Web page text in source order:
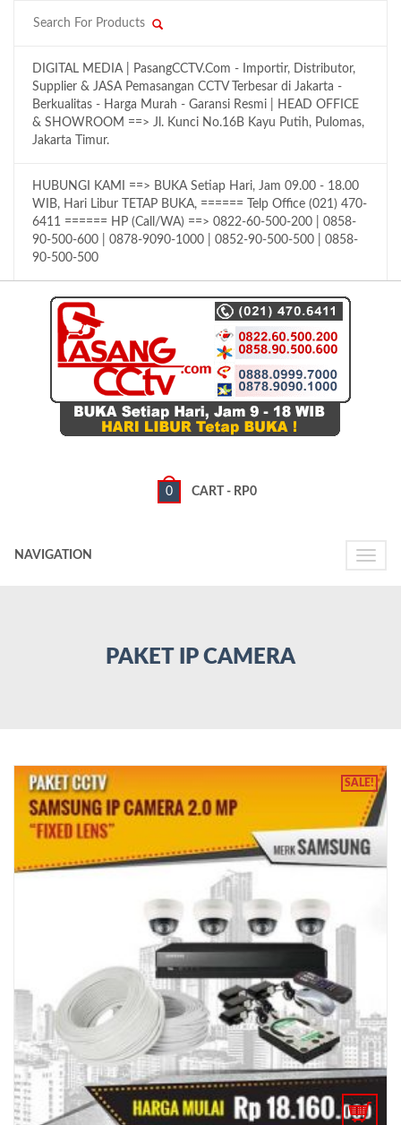
DIGITAL MEDIA | PasangCCTV.Com - Importir, Distributor,
Supplier & JASA Pemasangan CCTV Terbesar di Jakarta -
Berkualitas - Harga Murah - Garansi Resmi | HEAD OFFICE
& SHOWROOM ==> Jl. Kunci No.16B Kayu Putih, Pulomas,
Jakarta Timur.
HUBUNGI KAMI ==> BUKA Setiap Hari, Jam 09.00 - 18.00
WIB, Hari Libur TETAP BUKA, ====== Telp Office (021) 470-
6411 ====== HP (Call/WA) ==> 0822-60-500-200 | 0858-
90-500-600 | 0878-9090-1000 | 0852-90-500-500 | 0858-
90-500-500
0 CART - RP0
Toggle
NAVIGATION
PAKET IP CAMERA
SALE!